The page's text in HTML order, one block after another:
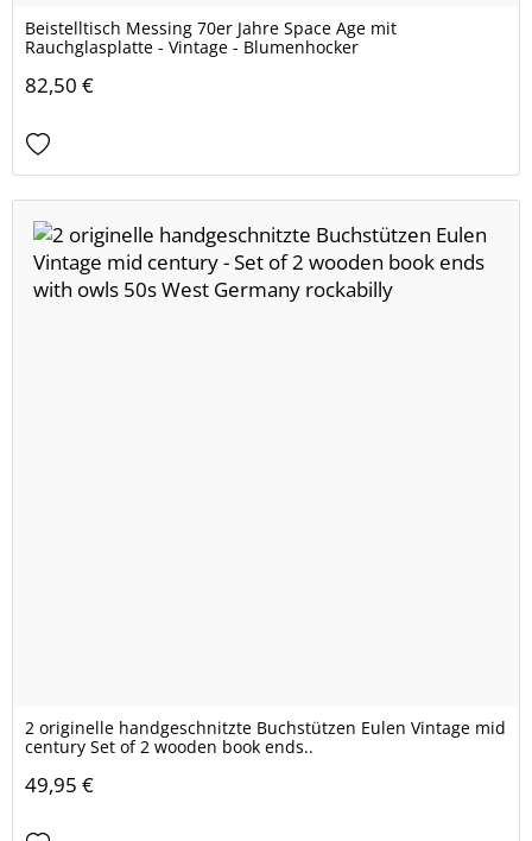
Beistelltisch Messing 70er Jahre Space Age mit
Rauchglasplatte - Vintage - Blumenhocker
82,50 €
2 originelle handgeschnitzte Buchstützen Eulen Vintage mid
century Set of 2 wooden book ends..
49,95 €